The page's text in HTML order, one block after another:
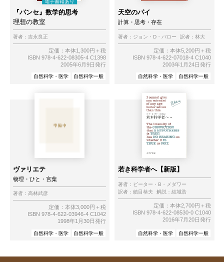
『パンセ』数学的思考
理想の教室
著者： 吉永良正
定価：本体1,300円＋税
ISBN 978-4-622-08305-4 C1398
2005年6月9日発行
自然科学・医学 自然科学一般
天空のパイ
計算・思考・存在
著者： ジョン・D・バロー 訳者： 林大
定価：本体5,200円＋税
ISBN 978-4-622-07018-4 C1040
2003年1月24日発行
自然科学・医学 自然科学一般
ヴァリエテ
物理・ひと・言葉
著者： 高林武彦
定価：本体3,000円＋税
ISBN 978-4-622-03946-4 C1042
1998年1月30日発行
自然科学・医学 自然科学一般
若き科学者へ【新版】
著者： ピーター・B・メダワー
訳者： 鎮目恭夫 解説： 結城浩
定価：本体2,700円＋税
ISBN 978-4-622-08530-0 C1040
2016年7月20日発行
自然科学・医学 自然科学一般